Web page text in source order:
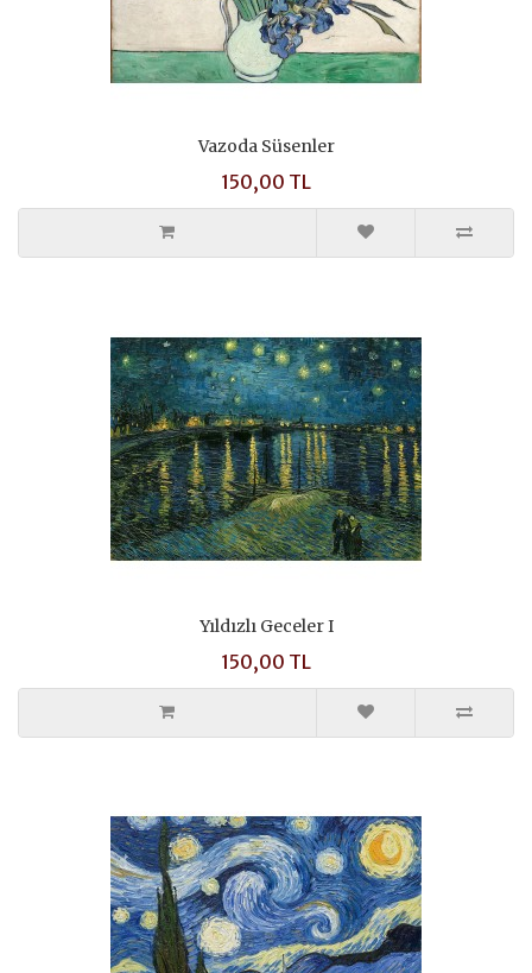
Vazoda Süsenler
150,00 TL
Yıldızlı Geceler I
150,00 TL